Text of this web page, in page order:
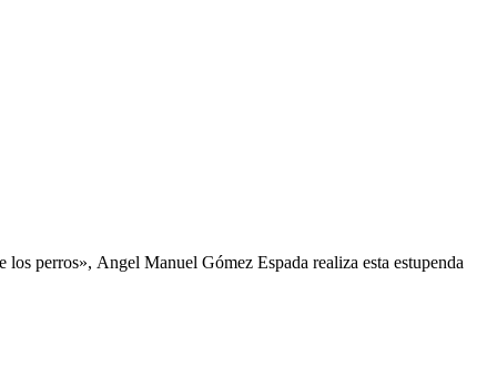
perros», Angel Manuel Gómez Espada realiza esta estupenda